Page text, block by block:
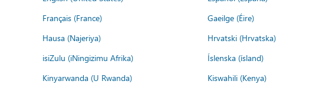
Français (France)
Gaeilge (Éire)
Hausa (Najeriya)
Hrvatski (Hrvatska)
isiZulu (iNingizimu Afrika)
Íslenska (ísland)
Kinyarwanda (U Rwanda)
Kiswahili (Kenya)